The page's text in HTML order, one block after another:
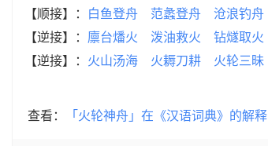
【顺接】： 白鱼登舟 范蠡登舟 沧浪钓舟
【逆接】： 廪台燔火 泼油救火 钻燧取火
【逆接】： 火山汤海 火耨刀耕 火轮三昧
查看： 「火轮神舟」在《汉语词典》的解释